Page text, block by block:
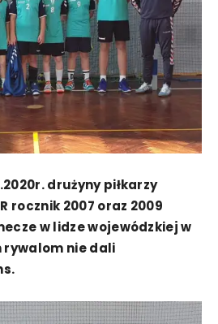
drużyny piłkarzy
rocznik 2007 oraz 2009
w lidze wojewódzkiej w
rywalom nie dali